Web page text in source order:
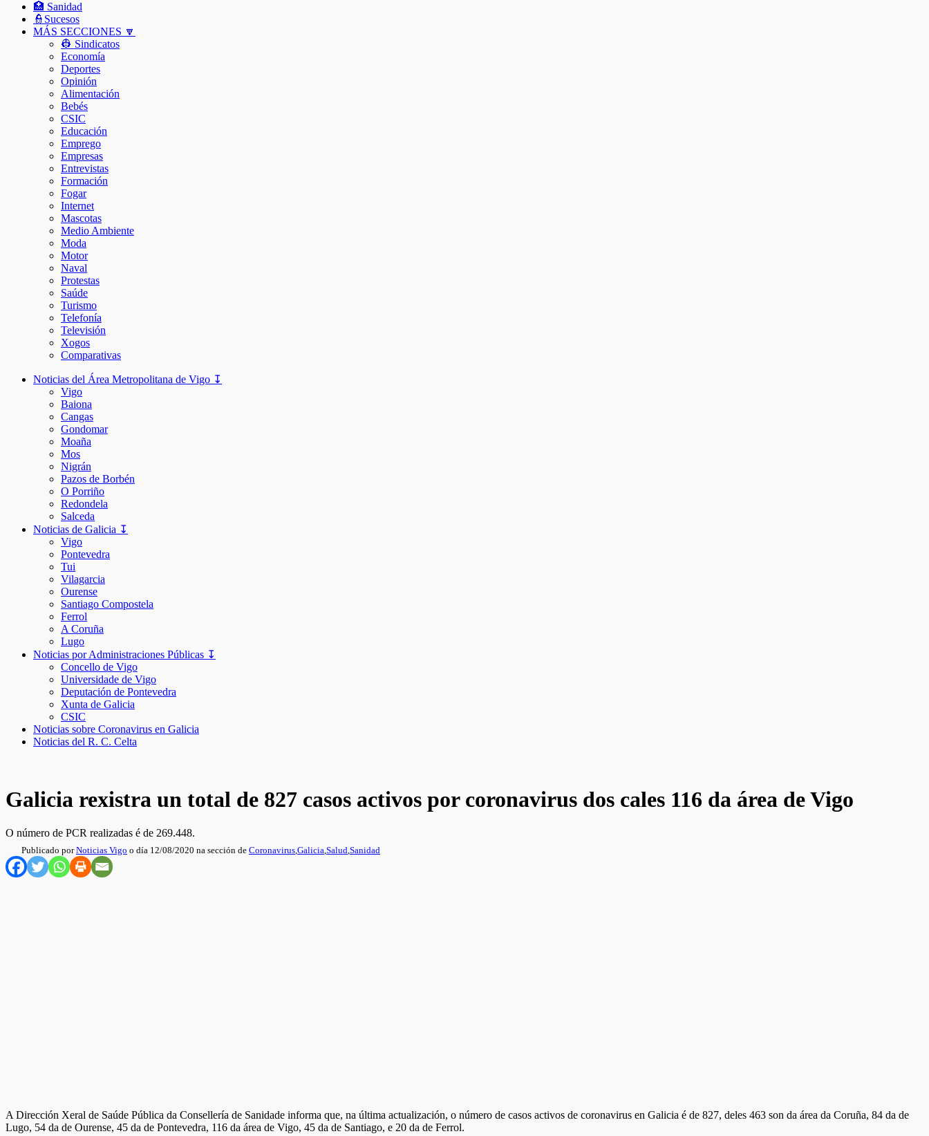
🏥 Sanidad
👮Sucesos
MÁS SECCIONES 🔽
👷 Sindicatos
Economía
Deportes
Opinión
Alimentación
Bebés
CSIC
Educación
Emprego
Empresas
Entrevistas
Formación
Fogar
Internet
Mascotas
Medio Ambiente
Moda
Motor
Naval
Protestas
Saúde
Turismo
Telefonía
Televisión
Xogos
Comparativas
Noticias del Área Metropolitana de Vigo ↧
Vigo
Baiona
Cangas
Gondomar
Moaña
Mos
Nigrán
Pazos de Borbén
O Porriño
Redondela
Salceda
Noticias de Galicia ↧
Vigo
Pontevedra
Tui
Vilagarcia
Ourense
Santiago Compostela
Ferrol
A Coruña
Lugo
Noticias por Administraciones Públicas ↧
Concello de Vigo
Universidade de Vigo
Deputación de Pontevedra
Xunta de Galicia
CSIC
Noticias sobre Coronavirus en Galicia
Noticias del R. C. Celta
Galicia rexistra un total de 827 casos activos por coronavirus dos cales 116 da área de Vigo
O número de PCR realizadas é de 269.448.
Publicado porNoticias Vigo o día 12/08/2020 na sección de Coronavirus,Galicia,Salud,Sanidad
A Dirección Xeral de Saúde Pública da Consellería de Sanidade informa que, na última actualización, o número de casos activos de coronavirus en Galicia é de 827, deles 463 son da área da Coruña, 84 da de
Lugo, 54 da de Ourense, 45 da de Pontevedra, 116 da área de Vigo, 45 da de Santiago, e 20 da de Ferrol.